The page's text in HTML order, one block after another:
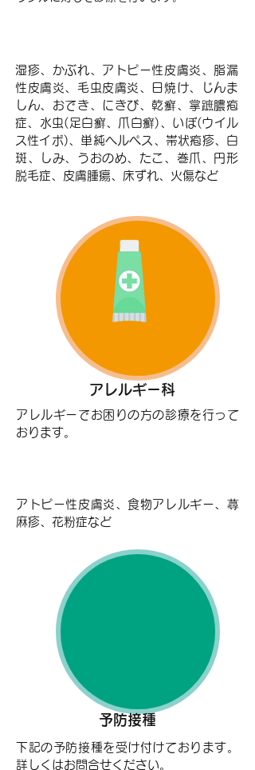
湿疹、かぶれ、アトピー性皮膚炎、脂漏
性皮膚炎、毛虫皮膚炎、日焼け、じんま
しん、おでき、にきび、乾癬、掌蹠膿疱
症、水虫(足白癬、爪白癬)、いぼ(ウイル
ス性イボ)、単純ヘルペス、帯状疱疹、白
斑、しみ、うおのめ、たこ、巻爪、円形
脱毛症、皮膚腫瘍、床ずれ、火傷など
アレルギー科
アレルギーでお困りの方の診療を行って
おります。
アトピー性皮膚炎、食物アレルギー、蕁
麻疹、花粉症など
予防接種
下記の予防接種を受け付けております。
詳しくはお問合せください。